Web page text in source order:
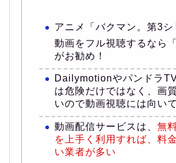
アニメ「バクマン。第3シ
動画をフル視聴するなら「
がお勧め！
Dailymotionやパンドラ
は危険だけではなく、画
いので動画視聴には向い
動画配信サービスは、 無
を上手く利用すれば、料
い業者が多い